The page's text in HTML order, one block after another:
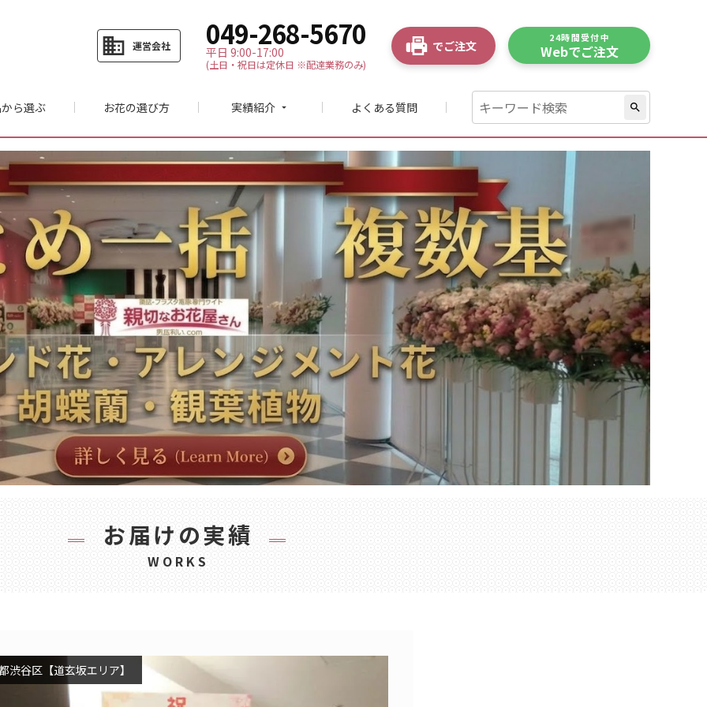
business 運営会社 049-268-5670
平日 9:00-17:00
(土日・祝日は定休日 ※配達業務のみ)
でご注文
24時間受付中
Webでご注文
search
ら選ぶ お花の選び方 実績紹介 arrow_drop_down よくある質問
お届けの実績
WORKS
渋谷区【道玄坂エリア】